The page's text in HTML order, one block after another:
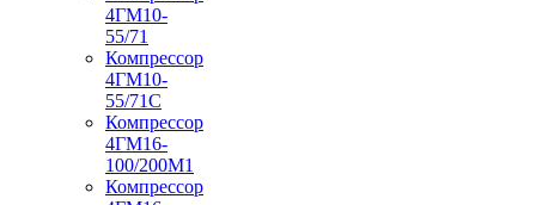
4ГМ10-
55/71
Компрессор
4ГМ10-
55/71С
Компрессор
4ГМ16-
100/200М1
Компрессор